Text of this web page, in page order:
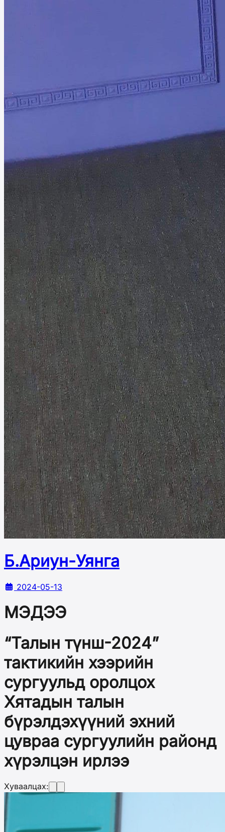
Б.Ариун-Уянга
2024-05-13
МЭДЭЭ
“Талын түнш-2024”
тактикийн хээрийн
сургуульд оролцох
Хятадын талын
бүрэлдэхүүний эхний
цувраа сургуулийн районд
хүрэлцэн ирлээ
Хуваалцах: